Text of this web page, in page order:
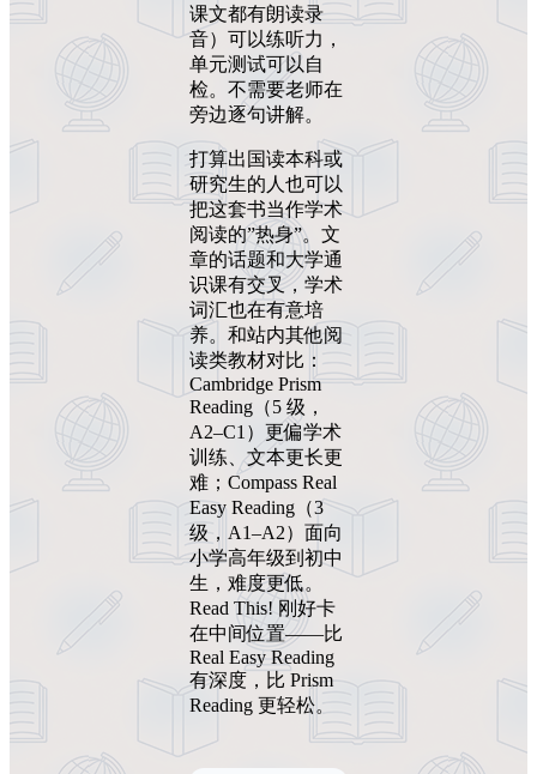
课文都有朗读录
音）可以练听力，
单元测试可以自
检。不需要老师在
旁边逐句讲解。
打算出国读本科或
研究生的人也可以
把这套书当作学术
阅读的”热身”。文
章的话题和大学通
识课有交叉，学术
词汇也在有意培
养。和站内其他阅
读类教材对比：
Cambridge Prism
Reading（5 级，
A2–C1）更偏学术
训练、文本更长更
难；Compass Real
Easy Reading（3
级，A1–A2）面向
小学高年级到初中
生，难度更低。
Read This! 刚好卡
在中间位置——比
Real Easy Reading
有深度，比 Prism
Reading 更轻松。